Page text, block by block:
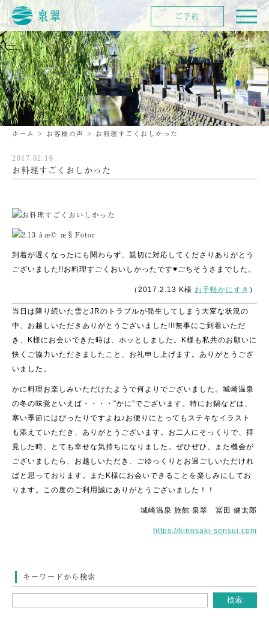
ホーム > お客様の声 > お料理すごくおしかった
2017.02.16
お料理すごくおしかった
到着が遅くなったにも関わらず、親切に対応してくださりありがとう
ございました!!お料理すごくおいしかったです♥ごちそうさまでした。
（2017.2.13 K様 お手軽かにすき ）
当日は降り続いた雪とJRのトラブルが発生してしまう大変な状況の
中、お越しいただきありがとうございました!!!無事にご到着いただ
き、K様にお会いできた時は、ホッとしました。K様も私共のお願いに
快くご協力いただきましたこと、お礼申し上げます。ありがとうござ
いました。
かに料理お楽しみいただけたようで何よりでございました。城崎温泉
の冬の味覚といえば・・・・”かに”でございます。特にお鍋などは、
寒い季節にはぴったりですよね♪お便りにとってもステキなイラスト
も添えていただき、ありがとうございます。お二人にそっくりで、拝
見した時、とても幸せな気持ちになりました。ぜひぜひ、また機会が
ございましたら、お越しいただき、ごゆっくりとお過ごしいただけれ
ばと思っております。またK様にお会いできることを楽しみにしてお
ります。この度のご利用誠にありがとうございました！！
城崎温泉 旅館 泉翠 冨田 健太郎
https://kinosaki-sensui.com
キーワードから検索
ご予約